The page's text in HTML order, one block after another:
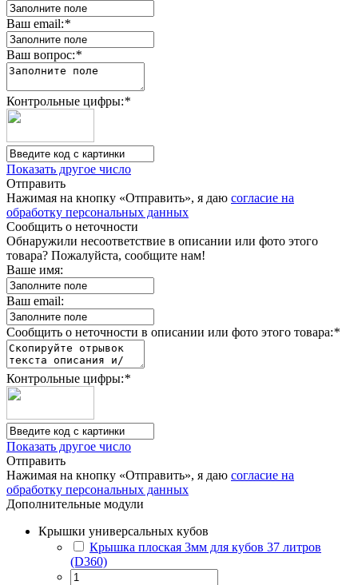
Ваш email:*
Ваш вопрос:*
Контрольные цифры:*
Показать другое число
Отправить
Нажимая на кнопку «Отправить», я даю согласие на
обработку персональных данных
Сообщить о неточности
Обнаружили несоответствие в описании или фото этого
товара? Пожалуйста, сообщите нам!
Ваше имя:
Ваш email:
Сообщить о неточности в описании или фото этого товара:*
Контрольные цифры:*
Показать другое число
Отправить
Нажимая на кнопку «Отправить», я даю согласие на
обработку персональных данных
Дополнительные модули
Крышки универсальных кубов
Крышка плоская 3мм для кубов 37 литров
(D360)